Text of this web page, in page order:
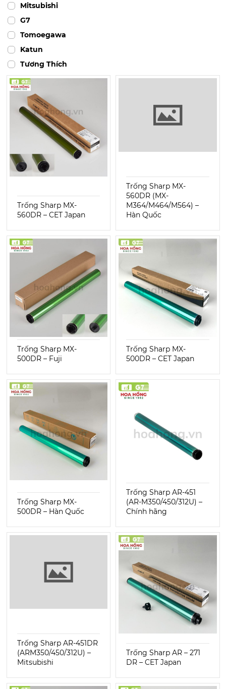
Mitsubishi
G7
Tomoegawa
Katun
Tương Thích
Trống Sharp MX-
560DR – CET Japan
Trống Sharp MX-
560DR (MX-
M364/M464/M564) –
Hàn Quốc
Trống Sharp MX-
500DR – Fuji
Trống Sharp MX-
500DR – CET Japan
Trống Sharp MX-
500DR – Hàn Quốc
Trống Sharp AR-451
(AR-M350/450/312U) –
Chính hãng
Trống Sharp AR-451DR
(ARM350/450/312U) –
Mitsubishi
Trống Sharp AR – 271
DR – CET Japan